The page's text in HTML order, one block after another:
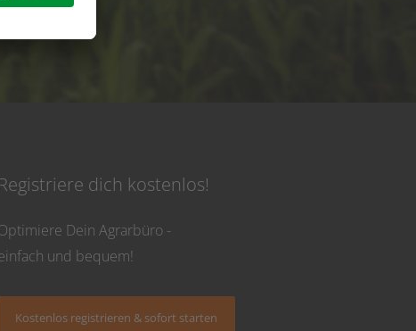
Uhr
Registriere dich kostenlos!
Dein Agrarbüro -
und bequem!
Kostenlos registrieren & sofort starten